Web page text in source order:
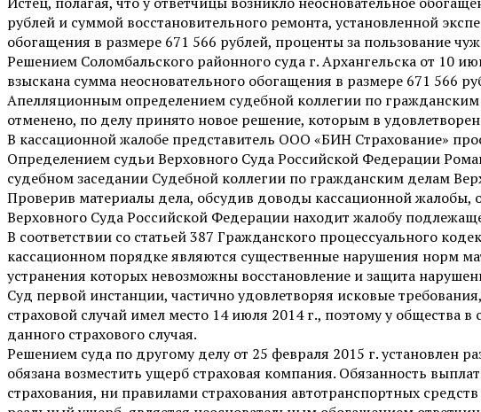
рублей и суммой восстановительного ремонта, установленной
обогащения в размере 671 566 рублей, проценты за пользование
Решением Соломбальского районного суда г. Архангельска от 10
взыскана сумма неосновательного обогащения в размере 671 566
Апелляционным определением судебной коллегии по гражданским
отменено, по делу принято новое решение, которым в
В кассационной жалобе представитель ООО «БИН Страхование»
Определением судьи Верховного Суда Российской Федерации
судебном заседании Судебной коллегии по гражданским делам
Проверив материалы дела, обсудив доводы кассационной жалобы,
Верховного Суда Российской Федерации находит жалобу
В соответствии со статьей 387 Гражданского процессуального
кассационном порядке являются существенные нарушения норм
устранения которых невозможны восстановление и защита
Суд первой инстанции, частично удовлетворяя исковые
страховой случай имел место 14 июля 2014 г., поэтому у общества
данного страхового случая.
Решением суда по другому делу от 25 февраля 2015 г. установлен
обязана возместить ущерб страховая компания. Обязанность
страхования, ни правилами страхования автотранспортных